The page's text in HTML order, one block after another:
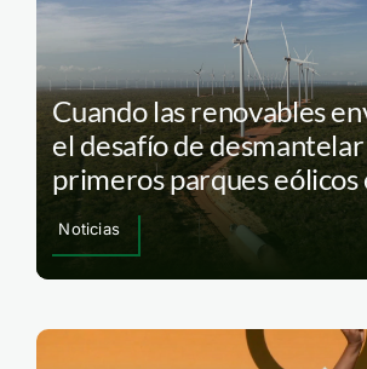
Cuando las renovables
el desafío de
primeros parques eólicos
Noticias